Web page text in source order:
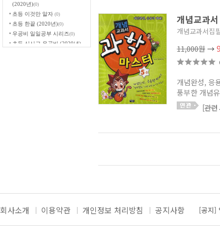
(2020년)(0)
초등 이것만 알자 (0)
초등 한끝 (2020년)(0)
우공비 일일공부 시리즈(0)
초등 신사고 우공비 (2020년)
개념교과
개념교과서집
11,000원→
개념완성, 응
풍부한 개념
[관련
회사소개 이용약관 개인정보 처리방침 공지사항
[공지]
더보